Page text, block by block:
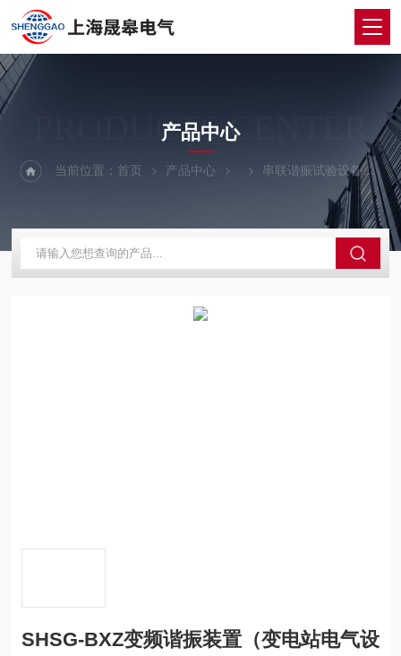
PRODUCTS CENTER
产品中心
当前位置：首页 产品中心 串联谐振试验设备
SHSG-BXZ变频谐振装置（变电站电气设